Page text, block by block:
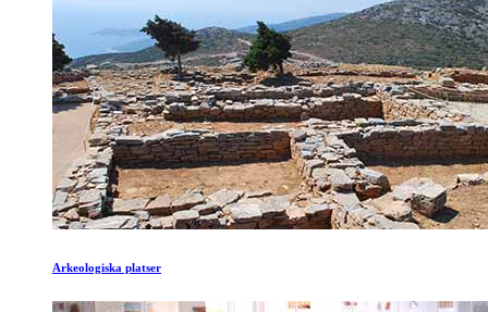
Arkeologiska platser